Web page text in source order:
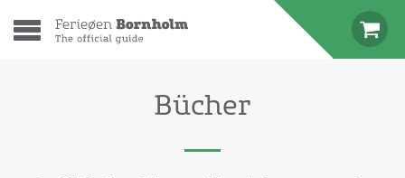
Bücher